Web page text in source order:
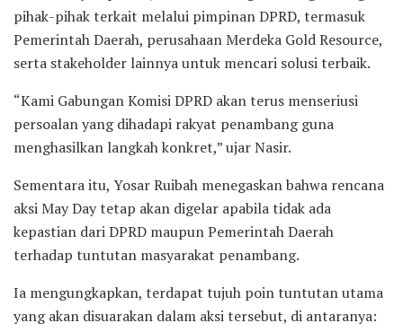
pihak-pihak terkait melalui pimpinan DPRD, termasuk
Pemerintah Daerah, perusahaan Merdeka Gold Resource,
serta stakeholder lainnya untuk mencari solusi terbaik.
“Kami Gabungan Komisi DPRD akan terus menseriusi
persoalan yang dihadapi rakyat penambang guna
menghasilkan langkah konkret,” ujar Nasir.
Sementara itu, Yosar Ruibah menegaskan bahwa rencana
aksi May Day tetap akan digelar apabila tidak ada
kepastian dari DPRD maupun Pemerintah Daerah
terhadap tuntutan masyarakat penambang.
Ia mengungkapkan, terdapat tujuh poin tuntutan utama
yang akan disuarakan dalam aksi tersebut, di antaranya: